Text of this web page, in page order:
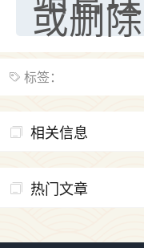
或删
标签：
相关信息
热门文章